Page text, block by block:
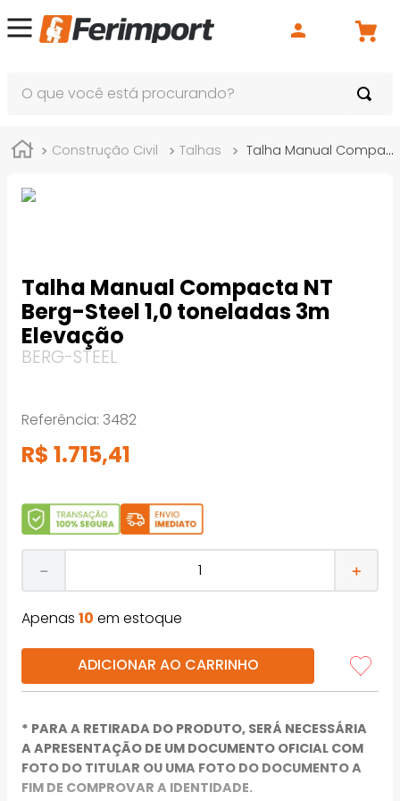
Construção Civil Talhas Talha Manual Compacta NT Berg-Steel 1,0 toneladas 3m Elevação
Talha Manual Compacta NT
Berg-Steel 1,0 toneladas 3m
Elevação
BERG-STEEL
Referência: 3482
R$ 1.715,41
＋
－
Apenas 10 em estoque
ADICIONAR AO CARRINHO
* PARA A RETIRADA DO PRODUTO, SERÁ NECESSÁRIA
A APRESENTAÇÃO DE UM DOCUMENTO OFICIAL COM
FOTO DO TITULAR OU UMA FOTO DO DOCUMENTO A
FIM DE COMPROVAR A IDENTIDADE.